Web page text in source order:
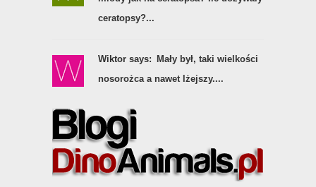
ceratopsy?...
Wiktor says:
Mały był, taki wielkości
nosorożca a nawet lżejszy....